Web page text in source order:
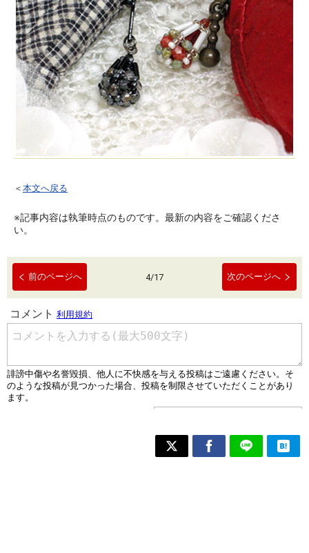
＜ 本文へ戻る
※記事内容は執筆時点のものです。最新の内容をご確認くださ
い。
前のページへ 4/17 次のページへ